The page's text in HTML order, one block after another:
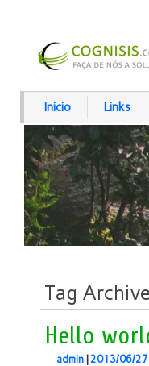
Inicio Links
Tag
Hello
admin 2013/06/27